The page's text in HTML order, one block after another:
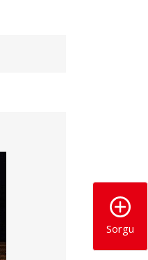
Sorgu